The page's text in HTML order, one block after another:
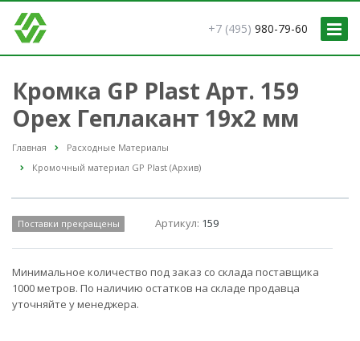
+7 (495) 980-79-60
Кромка GP Plast Арт. 159
Орех Геплакант 19x2 мм
Главная
Расходные Материалы
Кромочный материал GP Plast (Архив)
Поставки прекращены Артикул: 159
Минимальное количество под заказ со склада поставщика
1000 метров. По наличию остатков на складе продавца
уточняйте у менеджера.